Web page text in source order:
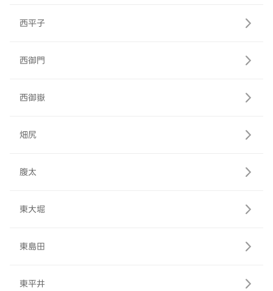
西平子
西御門
西御嶽
畑尻
腹太
東大堀
東島田
東平井